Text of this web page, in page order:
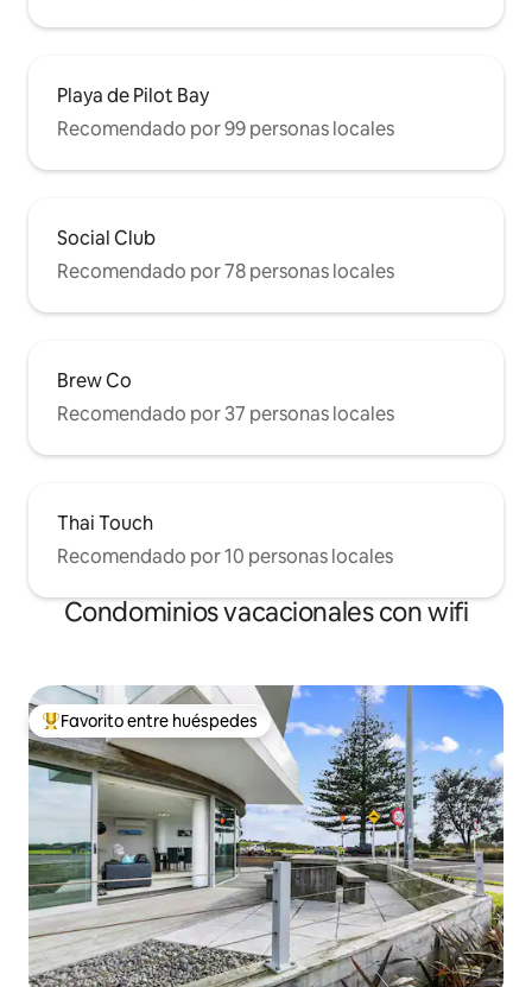
Playa de Pilot Bay
Recomendado por 99 personas locales
Social Club
Recomendado por 78 personas locales
Brew Co
Recomendado por 37 personas locales
Thai Touch
Recomendado por 10 personas locales
Condominios vacacionales con wifi
Favorito entre huéspedes preferido
Favorito entre huéspedes